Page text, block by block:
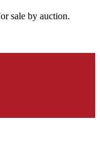
sale by auction.